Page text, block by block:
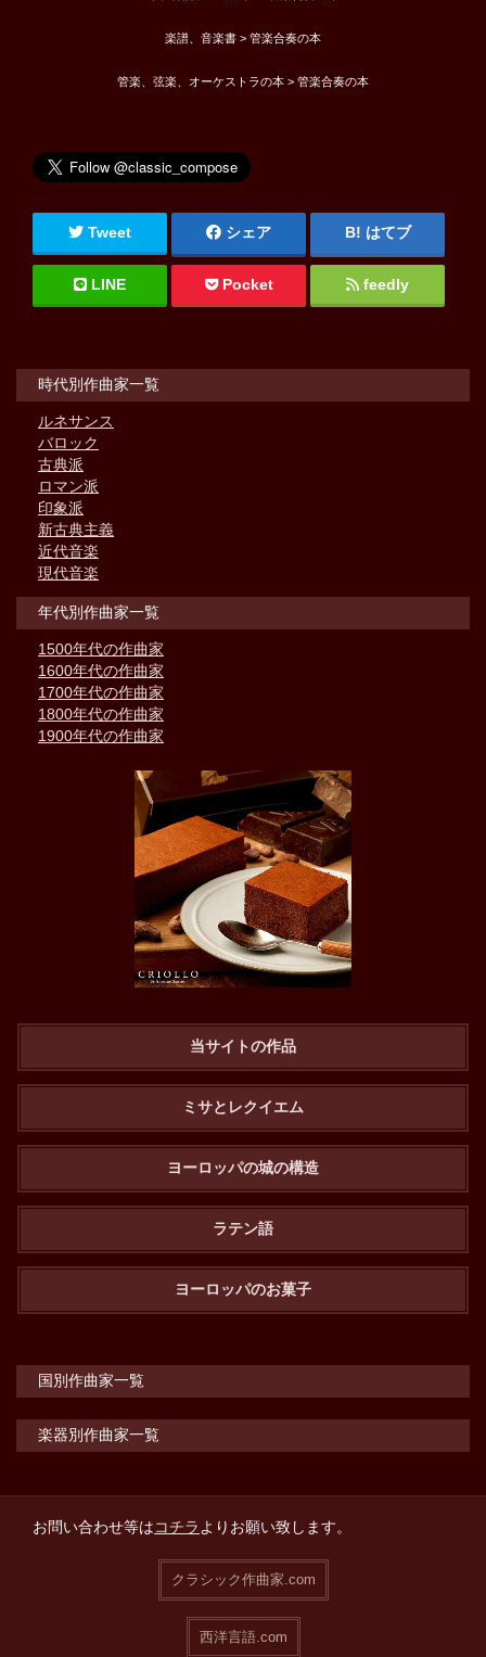
楽譜、音楽書 > 管楽合奏の本
管楽、弦楽、オーケストラの本 > 管楽合奏の本
Tweet シェア はてブ
LINE Pocket feedly
時代別作曲家一覧
ルネサンス
バロック
古典派
ロマン派
印象派
新古典主義
近代音楽
現代音楽
年代別作曲家一覧
1500年代の作曲家
1600年代の作曲家
1700年代の作曲家
1800年代の作曲家
1900年代の作曲家
当サイトの作品
ミサとレクイエム
ヨーロッパの城の構造
ラテン語
ヨーロッパのお菓子
国別作曲家一覧
楽器別作曲家一覧
お問い合わせ等はコチラよりお願い致します。
クラシック作曲家.com
西洋言語.com